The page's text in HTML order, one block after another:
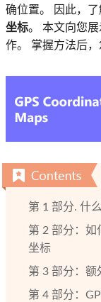
确位置。 因此，了
坐标。 本文向您
作。 掌握方法后，
第 1 部分. 什
第 2 部分：如
坐标
第 3 部分：额
第 4 部分：